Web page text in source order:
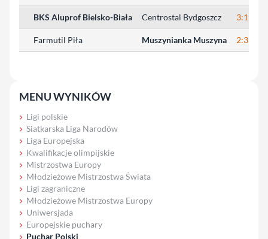
BKS Aluprof Bielsko-Biała Centrostal Bydgoszcz 3:1
Farmutil Piła Muszynianka Muszyna 2:3
MENU WYNIKÓW
Ligi polskie
Siatkarska Liga Narodów
Liga Europejska
Kwalifikacje olimpijskie
Mistrzostwa Europy
Młodzieżowe Mistrzostwa Świata
Ligi zagraniczne
Młodzieżowe Mistrzostwa Europy
Uniwersjada
Europejskie puchary
Puchar Polski